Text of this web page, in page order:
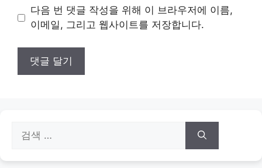
트
다음 번 댓글 작성을 위해 이 브라우저에 이름,
이메일, 그리고 웹사이트를 저장합니다.
색: